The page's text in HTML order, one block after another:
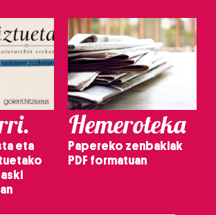
eta
Hemeroteka
Papereko zenbakiak
PDF formatuan